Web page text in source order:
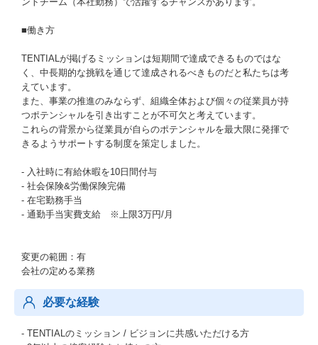
■働き方
TENTIALが掲げるミッションは短期間で達成できるものではな
く、中長期的な挑戦を通じて達成されるべきものだと私たちは考
えています。
また、事業の推進のみならず、組織全体および個々の従業員が持
つポテンシャルを引き出すことが不可欠と考えています。
これらの背景から従業員が自らのポテンシャルを最大限に発揮で
きるようサポートする制度を策定しました。
- 入社時に有給休暇を10日間付与
- 社会保険&労働保険完備
- 在宅勤務手当
- 通勤手当実費支給 ※上限3万円/月
変更の範囲：有
会社の定める業務
必要な経験
- TENTIALのミッション / ビジョンに共感いただける方